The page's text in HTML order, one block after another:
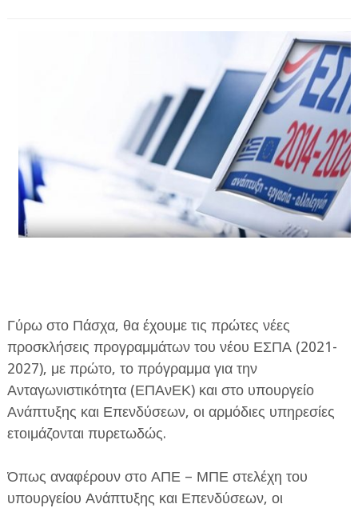
ΙΟΝΙΑ ΝΗΣΙΑ
ΚΑΙ ΕΛΛΑΔΑ
ΥΓΕΙΑ-ΟΜΟΡΦΙΑ
ΤΕΧΝΟΛΟΓΙΑ
ΔΙΕΘΝΗ
ΕΦΗΜΕΡΙΔΑ Η ΠΑΡΓΑ
Γύρω στο Πάσχα, θα έχουμε τις πρώτες νέες
προσκλήσεις προγραμμάτων του νέου ΕΣΠΑ (2021-
2027), με πρώτο, το πρόγραμμα για την
Ανταγωνιστικότητα (ΕΠΑνΕΚ) και στο υπουργείο
Ανάπτυξης και Επενδύσεων, οι αρμόδιες υπηρεσίες
ετοιμάζονται πυρετωδώς.
Όπως αναφέρουν στο ΑΠΕ – ΜΠΕ στελέχη του
υπουργείου Ανάπτυξης και Επενδύσεων, οι